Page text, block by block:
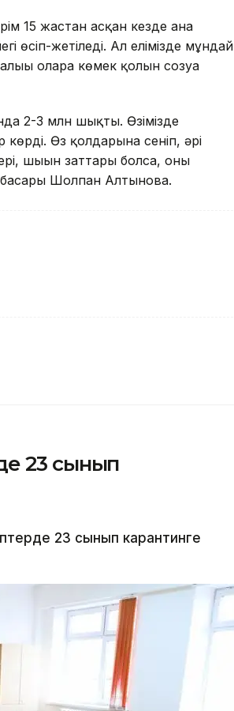
15 жастан асқан кезде ғана
өсіп-жетіледі. Ал елімізде мұндай
оларға көмек қолын созуға
2-3 млн шықты. Өзімізде
Өз қолдарына сеніп, әрі
шығын заттары болса, оны
Шолпан Алтынова.
23 сынып
23 сынып карантинге